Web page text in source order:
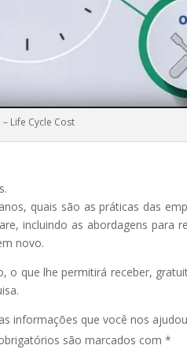
– Life Cycle Cost
quais são as práticas das
incluindo as abordagens para
novo.
o que lhe permitirá receber,
informações que você nos
são marcados com*